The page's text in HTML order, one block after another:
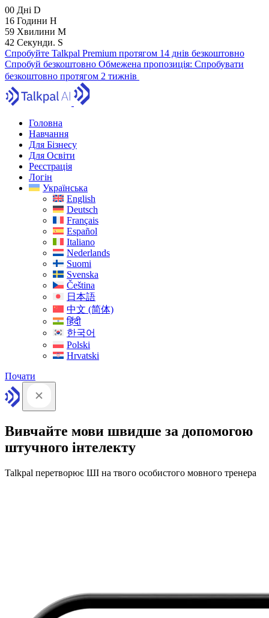
00 Дні D
16 Години H
59 Хвилини M
41 Секунди. S
Спробуйте Talkpal Premium протягом 14 днів безкоштовно
Спробуй безкоштовно Обмежена пропозиція: Спробувати
безкоштовно протягом 2 тижнів
Головна
Навчання
Для Бізнесу
Для Освіти
Реєстрація
Логін
Українська
English
Deutsch
Français
Español
Italiano
Nederlands
Suomi
Svenska
Čeština
日本語
中文 (简体)
हिंदी
한국어
Polski
Hrvatski
Почати
Вивчайте мови швидше за допомогою
штучного інтелекту
Talkpal перетворює ШІ на твого особистого мовного тренера